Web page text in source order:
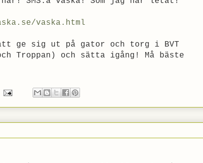
vaska.html
ge sig ut på gator och torg i BVT
Troppan) och sätta igång! Må bäste